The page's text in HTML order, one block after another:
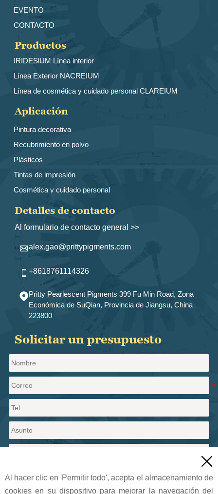
EVENTO
CONTACTO
Productos
IRIDESlUM Línea interior
Línea Exterior NACREIUM
Línea de cosmética y cuidado personal CLAREIUM
Aplicación
Pintura decorativa
Recubrimiento en polvo
Plásticos
Tintas de impresión
Cosmética y cuidado personal
Detalles de contacto
Al formulario de contacto general >>
alex.gao@prittypigments.com
+8618761114326
Pritty Pearlescent Pigments 399 Fu Min Road, Zona
Económica de SuQian, Provincia de Jiangsu, China
223800
Solicitar un presupuesto

Al hacer clic en 'Permitir todo', acepta el almacenamiento de
cookies en su dispositivo para mejorar la navegación del